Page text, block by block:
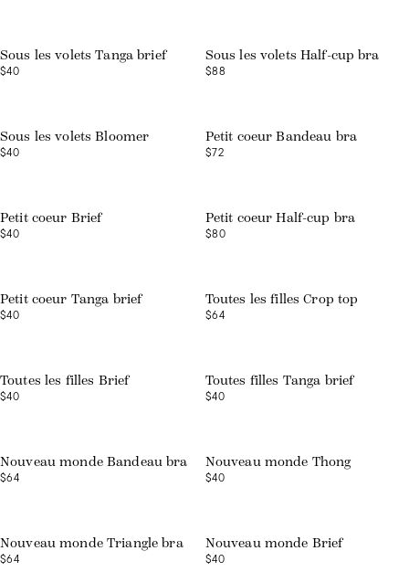
Sous les volets Tanga brief
$40
Sous les volets Half-cup bra
$88
Sous les volets Bloomer
$40
Petit coeur Bandeau bra
$72
Petit coeur Brief
$40
Petit coeur Half-cup bra
$80
Petit coeur Tanga brief
$40
Toutes les filles Crop top
$64
Toutes les filles Brief
$40
Toutes filles Tanga brief
$40
Nouveau monde Bandeau bra
$64
Nouveau monde Thong
$40
Nouveau monde Triangle bra
$64
Nouveau monde Brief
$40